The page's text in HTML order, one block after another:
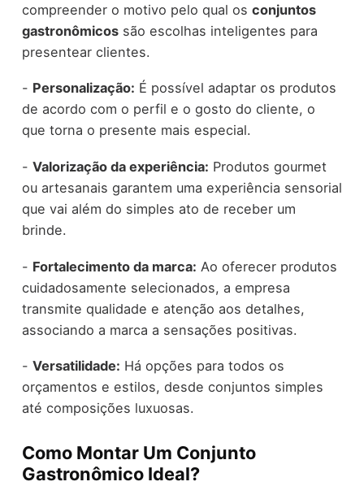
compreender o motivo pelo qual os conjuntos
gastronômicossão escolhas inteligentes para
presentear clientes.
- Personalização: É possível adaptar os produtos
de acordo com o perfil e o gosto do cliente, o
que torna o presente mais especial.
- Valorização da experiência: Produtos gourmet
ou artesanais garantem uma experiência sensorial
que vai além do simples ato de receber um
brinde.
- Fortalecimento da marca: Ao oferecer produtos
cuidadosamente selecionados, a empresa
transmite qualidade e atenção aos detalhes,
associando a marca a sensações positivas.
- Versatilidade: Há opções para todos os
orçamentos e estilos, desde conjuntos simples
até composições luxuosas.
Como Montar Um Conjunto
Gastronômico Ideal?